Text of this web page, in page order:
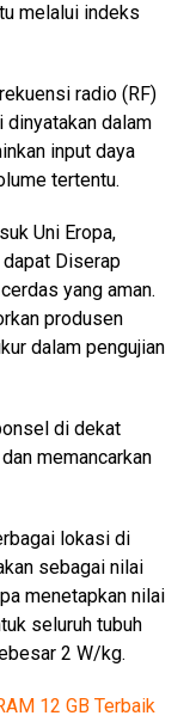
melalui indeks
radio (RF)
dinyatakan dalam
input daya
tertentu.
Uni Eropa,
Diserap
yang aman.
produsen
dalam pengujian
di dekat
memancarkan
lokasi di
sebagai nilai
menetapkan nilai
seluruh tubuh
2 W/kg.
12 GB Terbaik